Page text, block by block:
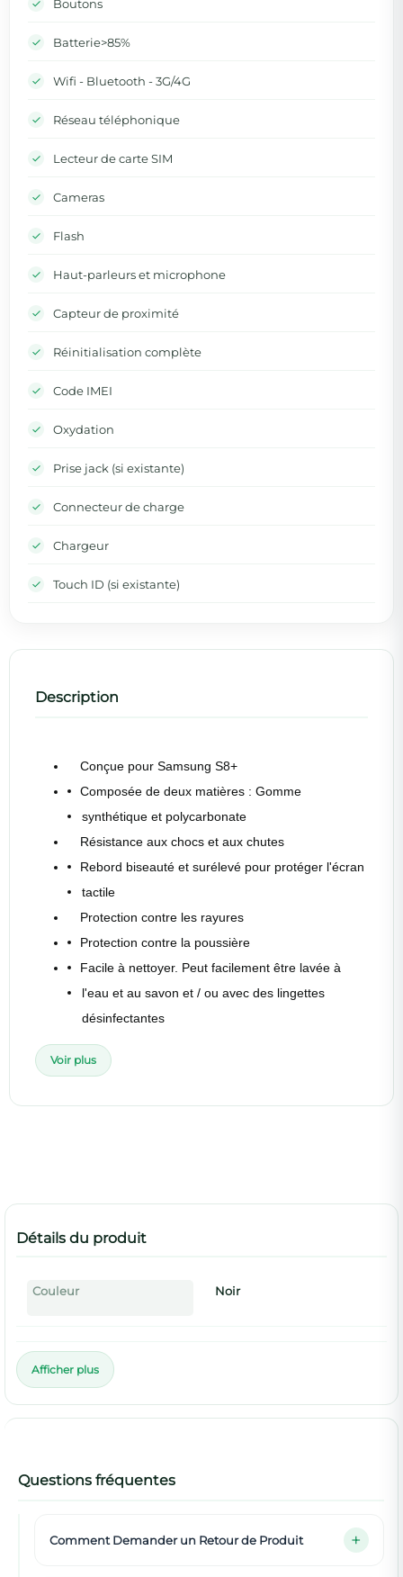
Boutons
Batterie>85%
Wifi - Bluetooth - 3G/4G
Réseau téléphonique
Lecteur de carte SIM
Cameras
Flash
Haut-parleurs et microphone
Capteur de proximité
Réinitialisation complète
Code IMEI
Oxydation
Prise jack (si existante)
Connecteur de charge
Chargeur
Touch ID (si existante)
Description
Conçue pour Samsung S8+
Composée de deux matières : Gomme
synthétique et polycarbonate
Résistance aux chocs et aux chutes
Rebord biseauté et surélevé pour protéger l'écran
tactile
Protection contre les rayures
Protection contre la poussière
Facile à nettoyer. Peut facilement être lavée à
l'eau et au savon et / ou avec des lingettes
désinfectantes
Voir plus
Détails du produit
Couleur Noir
Afficher plus
Questions fréquentes
Comment Demander un Retour de Produit